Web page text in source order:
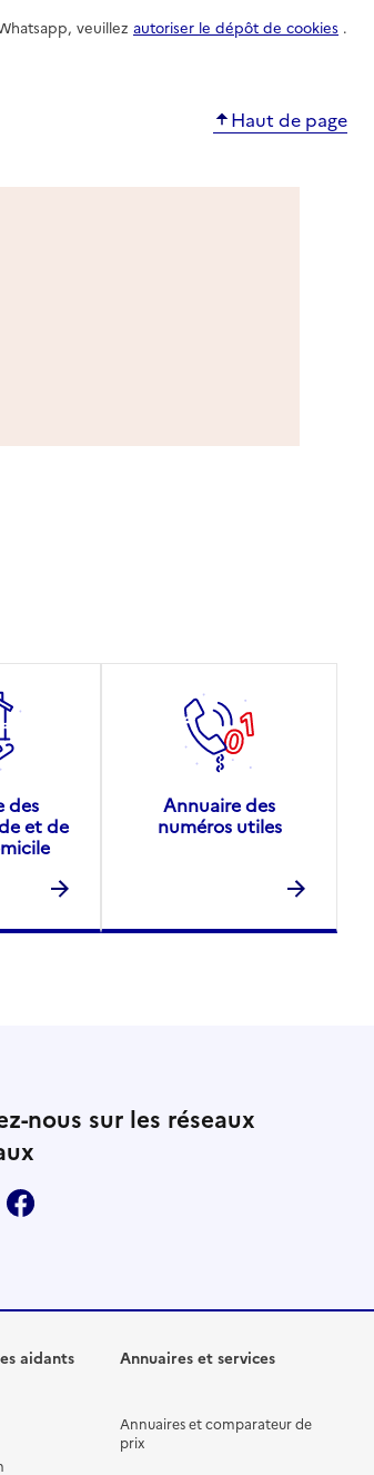
veuillez autoriser le dépôt de cookies .
Haut de page
des
et de
Annuaire des
numéros utiles
nous sur les réseaux
aidants Annuaires et services
Annuaires et comparateur de
prix